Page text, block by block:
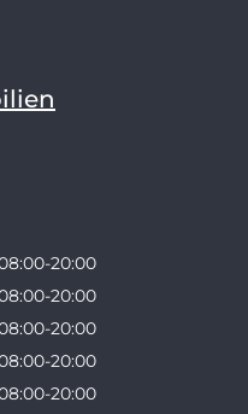
20:00
20:00
20:00
20:00
20:00